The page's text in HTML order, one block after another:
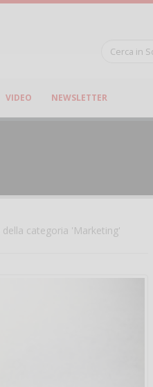
VIDEO NEWSLETTER
della categoria 'Marketing'